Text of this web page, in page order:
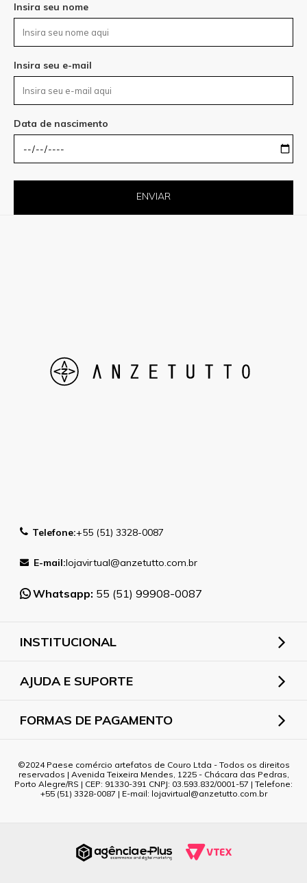
Insira seu nome
Insira seu e-mail
Data de nascimento
ENVIAR
Telefone:+55 (51) 3328-0087
E-mail:lojavirtual@anzetutto.com.br
Whatsapp: 55 (51) 99908-0087
INSTITUCIONAL
AJUDA E SUPORTE
FORMAS DE PAGAMENTO
2024 Paese comércio artefatos de Couro Ltda - Todos os direitos
reservados | Avenida Teixeira Mendes, 1225 - Chácara das Pedras,
Porto Alegre/RS | CEP: 91330-391 CNPJ: 03.593.832/0001-57 | Telefone:
+55 (51) 3328-0087 | E-mail: lojavirtual@anzetutto.com.br